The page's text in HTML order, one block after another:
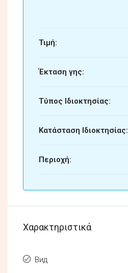
Τιμή:
Έκταση γης:
Τύπος Ιδιοκτησίας:
Κατάσταση Ιδιοκτησίας:
Περιοχή:
Χαρακτηριστικά
Вид